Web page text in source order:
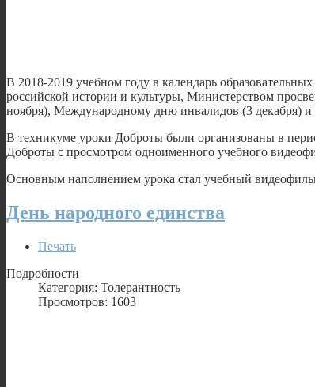
В 2018-2019 учебном году в календарь
российской истории и культуры, Министерством
ноября), Международному дню инвалидов (3 декабря)
В техникуме уроки Доброты были организованы в
Доброты с просмотром одноименного учебного
Основным наполнением урока стал учебный
День народного единства
Печать
Подробности
Категория: Толерантность
Просмотров: 1603